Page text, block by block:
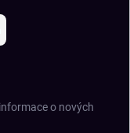
o nových